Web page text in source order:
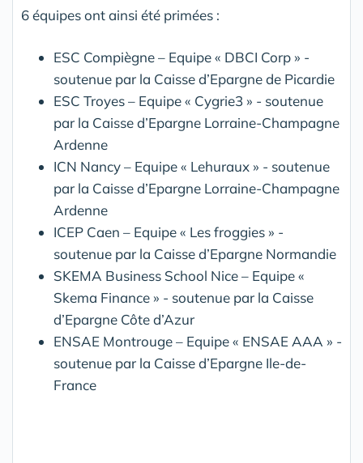
6 équipes ont ainsi été primées :
ESC Compiègne – Equipe « DBCI Corp » -
soutenue par la Caisse d’Epargne de Picardie
ESC Troyes – Equipe « Cygrie3 » - soutenue
par la Caisse d’Epargne Lorraine-Champagne
Ardenne
ICN Nancy – Equipe « Lehuraux » - soutenue
par la Caisse d’Epargne Lorraine-Champagne
Ardenne
ICEP Caen – Equipe « Les froggies » -
soutenue par la Caisse d’Epargne Normandie
SKEMA Business School Nice – Equipe «
Skema Finance » - soutenue par la Caisse
d’Epargne Côte d’Azur
ENSAE Montrouge – Equipe « ENSAE AAA » -
soutenue par la Caisse d’Epargne Ile-de-
France